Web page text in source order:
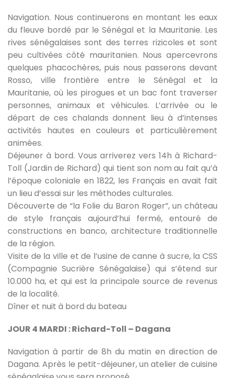
Navigation. Nous continuerons en montant les eaux
du fleuve bordé par le Sénégal et la Mauritanie. Les
rives sénégalaises sont des terres rizicoles et sont
peu cultivées côté mauritanien. Nous apercevrons
quelques phacochères, puis nous passerons devant
Rosso, ville frontière entre le Sénégal et la
Mauritanie, où les pirogues et un bac font traverser
personnes, animaux et véhicules. L’arrivée ou le
départ de ces chalands donnent lieu à d’intenses
activités hautes en couleurs et particulièrement
animées.
Déjeuner à bord. Vous arriverez vers 14h à Richard-
Toll (Jardin de Richard) qui tient son nom au fait qu’à
l’époque coloniale en 1822, les Français en avait fait
un lieu d’essai sur les méthodes culturales.
Découverte de “la Folie du Baron Roger”, un château
de style français aujourd’hui fermé, entouré de
constructions en banco, architecture traditionnelle
de la région.
Visite de la ville et de l’usine de canne à sucre, la CSS
(Compagnie Sucrière Sénégalaise) qui s’étend sur
10.000 ha, et qui est la principale source de revenus
de la localité.
Dîner et nuit à bord du bateau
JOUR 4 MARDI : Richard-Toll – Dagana
Navigation à partir de 8h du matin en direction de
Dagana. Après le petit-déjeuner, un atelier de cuisine